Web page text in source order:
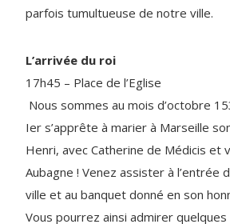
parfois tumultueuse de notre ville.
L’arrivée du roi
17h45 – Place de l’Eglise
Nous sommes au mois d’octobre
Ier s’apprête à marier à Marseille
Henri, avec Catherine de Médicis et
Aubagne ! Venez assister à l’entrée
ville et au banquet donné en son
Vous pourrez ainsi admirer quelques